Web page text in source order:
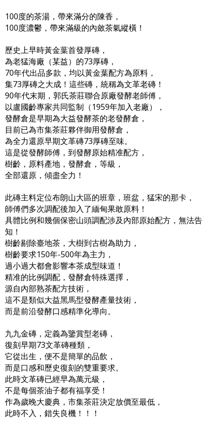
100度的茶湯，帶來滿分的陳香，
100度濃鬱，帶來滿級的內斂茶氣縱橫！
歷史上早時黃金葉首發厚磚，
為老猛海廠（某益）的73厚磚，
70年代出品多款，均以黃金葉配方為原料，
集73厚磚之大成！這些磚，統稱為文革老磚！
90年代末期，郭氏茶莊聯合原廠發酵老師傅，
以盧國齡專家共同監制（1959年加入老廠），
發酵倉是早期為大益發酵茶的老發酵倉，
目前已為市集茶莊夥伴御用發酵倉，
為全力還原早期文革磚73厚磚至味。
這是從發酵師傅，到發酵原始精准配方，
樹齡，原料產地，發酵倉，等級，
全部還原，傾盡全力！
此磚主料定位布朗山大區的班章，班盆，猛宋的那卡，
師傅們多次調配後加入了緬甸果敢原料！
具體比例和幾個保密山頭調配涉及內部原始配方，無法告
知！
樹齡剔除臺地茶，大樹到古樹為助力，
樹齡要求150年-500年為主力，
過小過大都會影響本茶成型味道！
精准的比例調配，發酵倉特殊選擇，
源自內部熟茶配方技術，
這不是類似大益黑馬型發酵產量技術，
而是前沿發酵口感精準化導向。
九九金磚，定義為鑒賞型老磚，
復刻早期73文革磚種類，
它從出生，便不是簡單的品飲，
而是口感和歷史復刻的雙重要求。
此時文革磚已經早為萬元級，
不是每個茶油子都有福享受！
作為歲晚大慶典，市集茶莊決定放價至最低，
此時不入，錯失良機！！！